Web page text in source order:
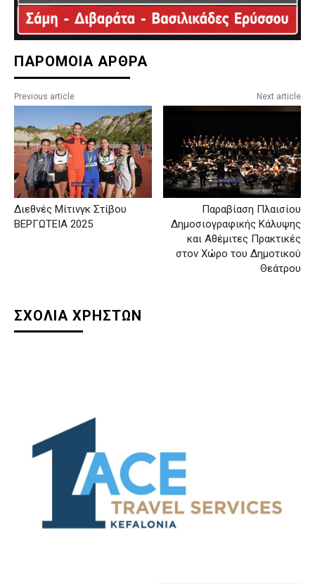
ΠΑΡΟΜΟΙΑ ΑΡΘΡΑ
Previous article
Διεθνές Μίτινγκ Στίβου
ΒΕΡΓΩΤΕΙΑ 2025
Next article
Παραβίαση Πλαισίου
Δημοσιογραφικής Κάλυψης
και Αθέμιτες Πρακτικές
στον Χώρο του Δημοτικού
Θεάτρου
ΣΧΟΛΙΑ ΧΡΗΣΤΩΝ